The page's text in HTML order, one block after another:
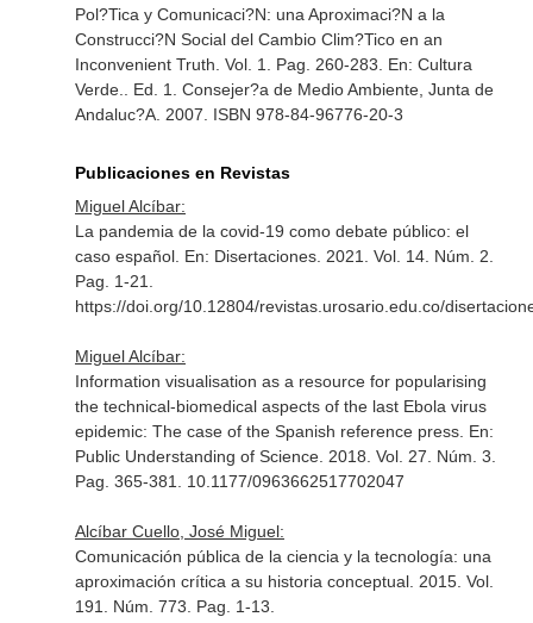
Pol?Tica y Comunicaci?N: una Aproximaci?N a la
Construcci?N Social del Cambio Clim?Tico en an
Inconvenient Truth. Vol. 1. Pag. 260-283. En: Cultura
Verde.
. Ed. 1. Consejer?a de Medio Ambiente, Junta de
Andaluc?A. 2007. ISBN 978-84-96776-20-3
Publicaciones en Revistas
Miguel Alcíbar:
La pandemia de la covid-19 como debate público: el
caso español. En: Disertaciones. 2021. Vol. 14. Núm. 2.
Pag. 1-21.
https://doi.org/10.12804/revistas.urosario.edu.co/
Miguel Alcíbar:
Information visualisation as a resource for popularising
the technical-biomedical aspects of the last Ebola virus
epidemic: The case of the Spanish reference press. En:
Public Understanding of Science. 2018. Vol. 27. Núm. 3.
Pag. 365-381. 10.1177/0963662517702047
Alcíbar Cuello, José Miguel:
Comunicación pública de la ciencia y la tecnología: una
aproximación crítica a su historia conceptual. 2015. Vol.
191. Núm. 773. Pag. 1-13.